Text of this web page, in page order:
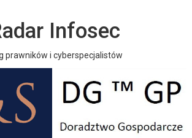
Infosec
prawników i cyberspecjalistów